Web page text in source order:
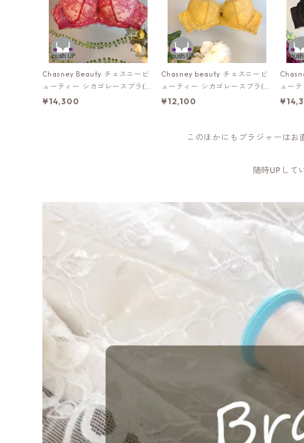
Chasney Beauty チェスニービ
ューティー シカゴレースブラ(ラ
ズベリー):al870la
¥14,300
Chasney beauty チェスニービ
ューティー シカゴレースブラ(ゴ
ールド):al870go
¥12,100
ュー
ラッ
このほかにもブラジャーはお
随時UPして